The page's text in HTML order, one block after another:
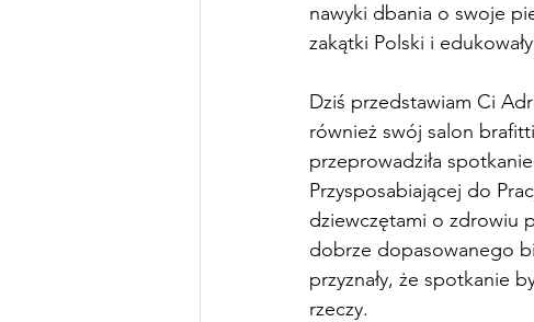
nawyki dbania o swoje
zakątki Polski i
Dziś przedstawiam Ci
również swój salon
przeprowadziła
Przysposabiającej do
dziewczętami o zdrowiu
dobrze dopasowanego
przyznały, że spotkanie
rzeczy.